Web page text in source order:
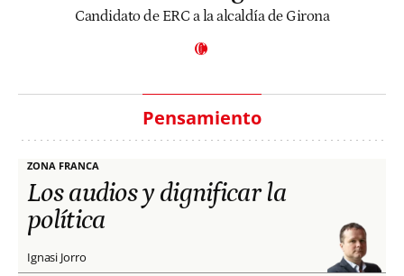
Candidato de ERC a la alcaldía de Girona
Pensamiento
ZONA FRANCA
Los audios y dignificar la
política
Ignasi Jorro